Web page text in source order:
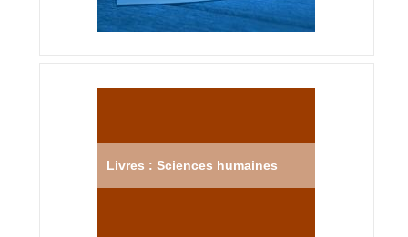
Livres : Sciences humaines